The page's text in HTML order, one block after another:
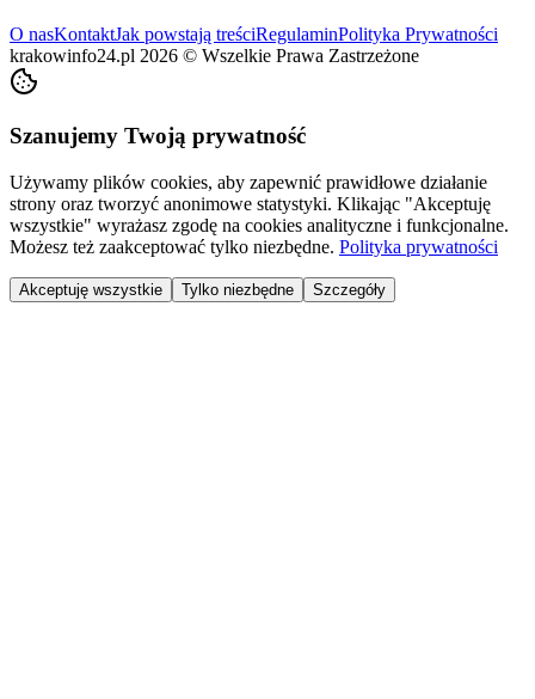
O nasKontaktJak powstają treściRegulaminPolityka Prywatności
krakowinfo24.pl 2026 © Wszelkie Prawa Zastrzeżone
Szanujemy Twoją prywatność
Używamy plików cookies, aby zapewnić prawidłowe działanie
strony oraz tworzyć anonimowe statystyki. Klikając "Akceptuję
wszystkie" wyrażasz zgodę na cookies analityczne i funkcjonalne.
Możesz też zaakceptować tylko niezbędne. Polityka prywatności
Akceptuję wszystkie Tylko niezbędne Szczegóły